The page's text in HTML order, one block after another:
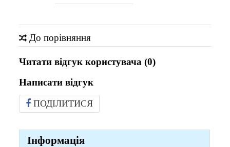
До порівняння
Читати відгук користувача (0)
Написати відгук
ПОДІЛИТИСЯ
Інформація